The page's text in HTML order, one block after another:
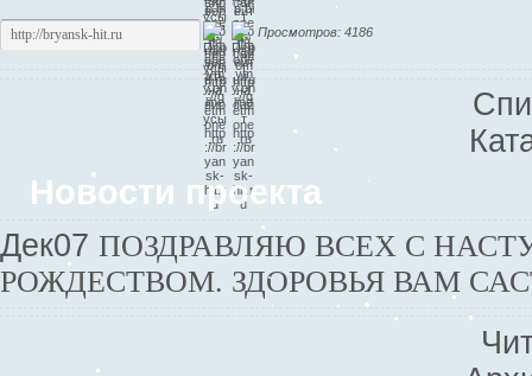
Просмотров: 4186
Новости проекта
Дек07 ПОЗДРАВЛЯЮ ВСЕХ С
РОЖДЕСТВОМ. ЗДОРОВЬЯ ВАМ